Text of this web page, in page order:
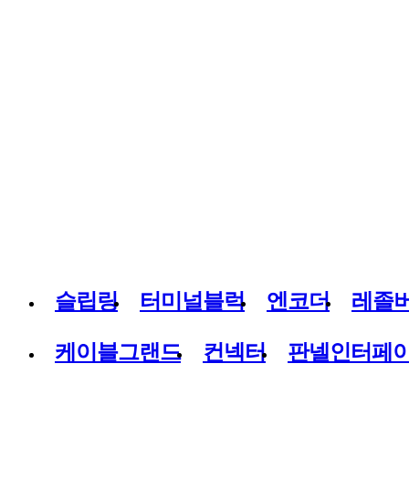
슬립링 터미널블럭 엔코더 레졸
케이블그랜드 컨넥터 판넬인터페